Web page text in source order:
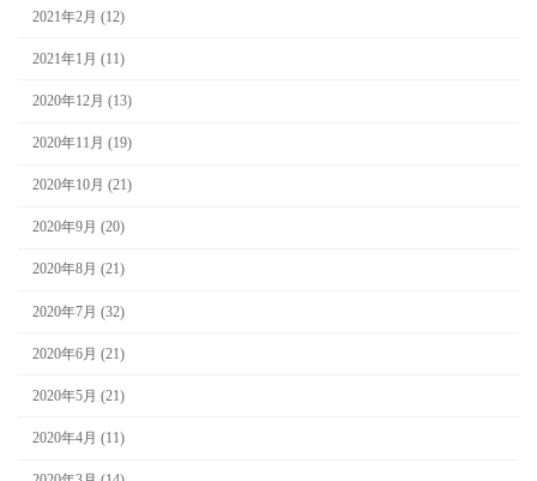
2021年2月 (12)
2021年1月 (11)
2020年12月 (13)
2020年11月 (19)
2020年10月 (21)
2020年9月 (20)
2020年8月 (21)
2020年7月 (32)
2020年6月 (21)
2020年5月 (21)
2020年4月 (11)